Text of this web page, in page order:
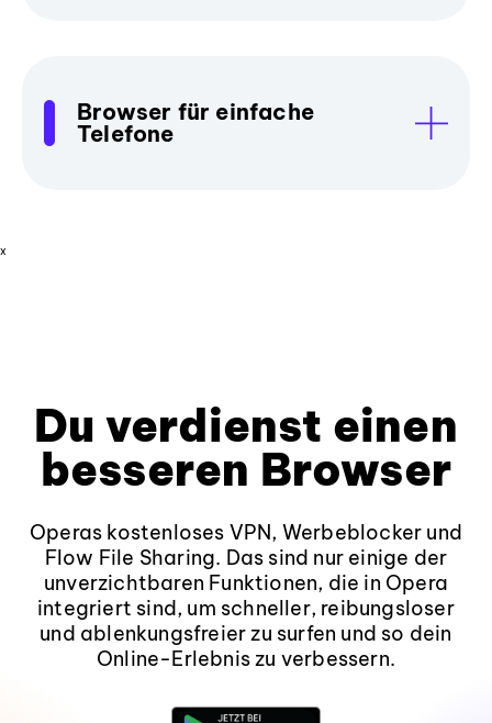
Browser für einfache
Telefone
x
Du verdienst einen
besseren Browser
Operas kostenloses VPN, Werbeblocker und
Flow File Sharing. Das sind nur einige der
unverzichtbaren Funktionen, die in Opera
integriert sind, um schneller, reibungsloser
und ablenkungsfreier zu surfen und so dein
Online-Erlebnis zu verbessern.